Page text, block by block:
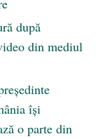
după
din mediul
își
o parte din